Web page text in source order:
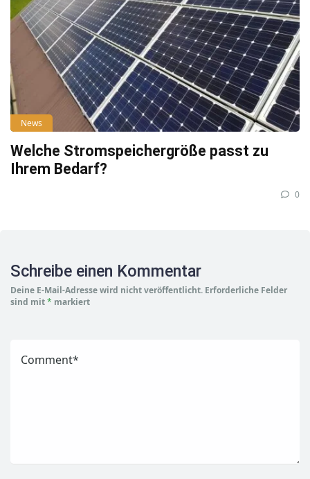
News
Welche Stromspeichergröße passt zu
Ihrem Bedarf?
0
Schreibe einen Kommentar
Deine E-Mail-Adresse wird nicht veröffentlicht. Erforderliche Felder
sind mit* markiert